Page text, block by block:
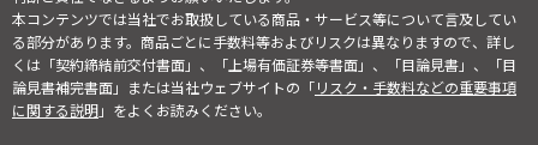
本コンテンツでは当社でお取扱している商品・サービス等について言及してい
る部分があります。商品ごとに手数料等およびリスクは異なりますので、詳し
くは「契約締結前交付書面」、「上場有価証券等書面」、「目論見書」、「目
論見書補完書面」または当社ウェブサイトの「リスク・手数料などの重要事項
に関する説明」をよくお読みください。